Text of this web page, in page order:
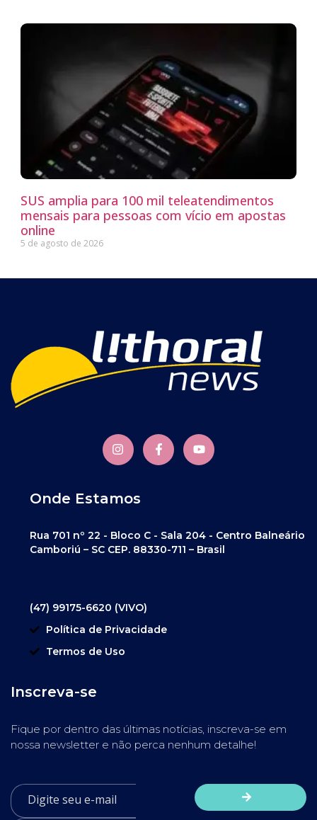
SUS amplia para 100 mil teleatendimentos
mensais para pessoas com vício em apostas
online
5 de agosto de 2026
Onde Estamos
Rua 701 nº 22 - Bloco C - Sala 204 - Centro Balneário
Camboriú – SC CEP. 88330-711 – Brasil
(47) 99175-6620 (VIVO)
Política de Privacidade
Termos de Uso
Inscreva-se
Fique por dentro das últimas notícias, inscreva-se em
nossa newsletter e não perca nenhum detalhe!